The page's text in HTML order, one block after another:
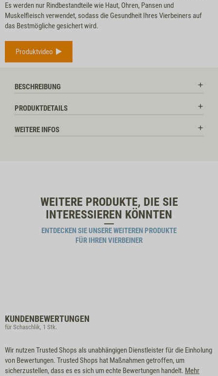
Es werden nur Rindbestandteile wie Haut, Ohren, Pansen und
Muskelfleisch verwendet, sodass die Gesundheit Ihres Vierbeiners auf
das Bestmögliche gesichert wird.
Produktvideo
BESCHREIBUNG
PRODUKTDETAILS
WEITERE INFOS
WEITERE PRODUKTE, DIE SIE
INTERESSIEREN KÖNNTEN
ENTDECKEN SIE UNSERE WEITEREN PRODUKTE
FÜR IHREN VIERBEINER
KUNDENBEWERTUNGEN
für Schaschlik, 1 Stk.
Wir nutzen Trusted Shops als unabhängigen Dienstleister für die Einholung
von Bewertungen. Trusted Shops hat Maßnahmen getroffen, um
sicherzustellen, dass es es sich um echte Bewertungen handelt. Mehr